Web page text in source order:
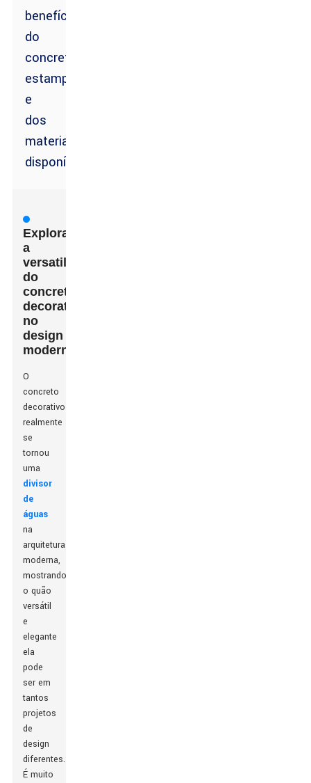
benefícios
do
concreto
estampado
e
dos
materiais
disponíveis
Explorando
a
versatilidade
do
concreto
decorativo
no
design
moderno
O
concreto
decorativo
realmente
se
tornou
uma
divisor
de
águas
na
arquitetura
moderna,
mostrando
o quão
versátil
e
elegante
ela
pode
ser em
tantos
projetos
de
design
diferentes.
É muito